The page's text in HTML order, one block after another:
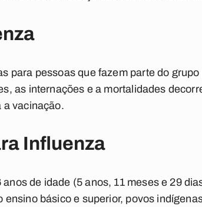
para pessoas que fazem parte do
as internações e a mortalidades
a vacinação.
Influenza
de idade (5 anos, 11 meses e 29
básico e superior, povos